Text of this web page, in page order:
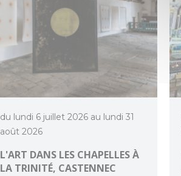
du lundi 6 juillet 2026 au lundi 31
août 2026
L'ART DANS LES CHAPELLES À
LA TRINITÉ, CASTENNEC